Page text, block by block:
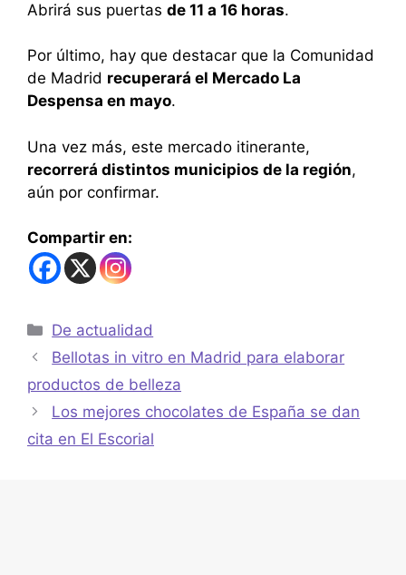
Abrirá sus puertas de 11 a 16 horas.
Por último, hay que destacar que la Comunidad
de Madrid recuperará el Mercado La
Despensa en mayo.
Una vez más, este mercado itinerante,
recorrerá distintos municipios de la región,
aún por confirmar.
Compartir en:
De actualidad
Bellotas in vitro en Madrid para elaborar
productos de belleza
Los mejores chocolates de España se dan
cita en El Escorial